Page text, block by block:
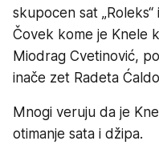
skupocen sat
Čovek kome je Knele
Miodrag Cvetinović,
inače zet Radeta
Mnogi veruju da je
otimanje sata i džipa.